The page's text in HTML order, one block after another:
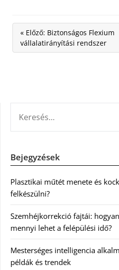
« Előző: Biztonságos Flexium
vállalatirányítási rendszer
Bejegyzések
Plasztikai műtét menete és
felkészülni?
Szemhéjkorrekció fajtái:
mennyi lehet a felépülési idő?
Mesterséges intelligencia
példák és trendek